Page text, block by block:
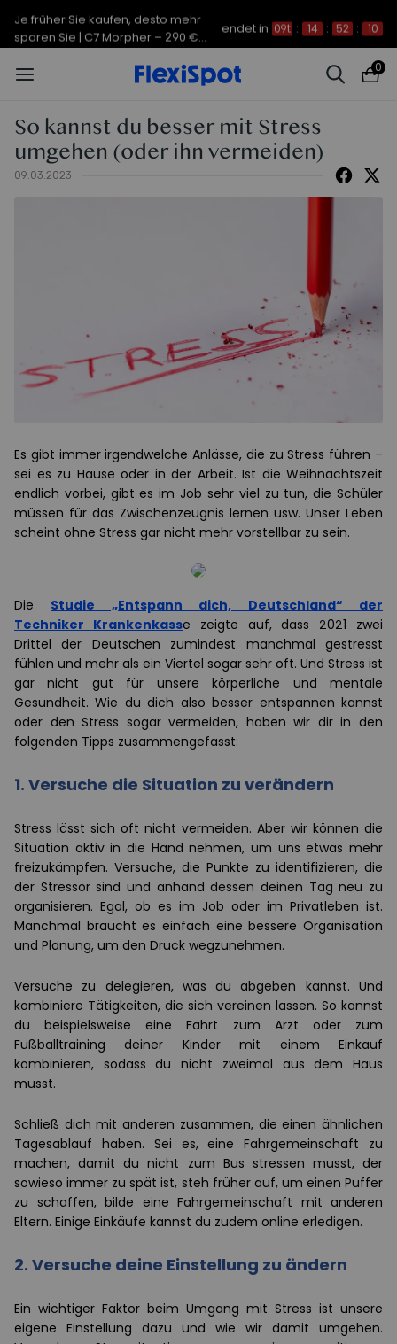
Je früher Sie kaufen, desto mehr
sparen Sie | C7 Morpher – 290 €
Rabatt
endet in 09t : 14 : 52 : 10
0
So kannst du besser mit Stress
umgehen (oder ihn vermeiden)
09.03.2023
Es gibt immer irgendwelche Anlässe, die zu Stress führen –
sei es zu Hause oder in der Arbeit. Ist die Weihnachtszeit
endlich vorbei, gibt es im Job sehr viel zu tun, die Schüler
müssen für das Zwischenzeugnis lernen usw. Unser Leben
scheint ohne Stress gar nicht mehr vorstellbar zu sein.
Die Studie „Entspann dich, Deutschland“ der
Techniker Krankenkasse zeigte auf, dass 2021 zwei
Drittel der Deutschen zumindest manchmal gestresst
fühlen und mehr als ein Viertel sogar sehr oft. Und Stress ist
gar nicht gut für unsere körperliche und mentale
Gesundheit. Wie du dich also besser entspannen kannst
oder den Stress sogar vermeiden, haben wir dir in den
folgenden Tipps zusammengefasst:
1. Versuche die Situation zu verändern
Stress lässt sich oft nicht vermeiden. Aber wir können die
Situation aktiv in die Hand nehmen, um uns etwas mehr
freizukämpfen. Versuche, die Punkte zu identifizieren, die
der Stressor sind und anhand dessen deinen Tag neu zu
organisieren. Egal, ob es im Job oder im Privatleben ist.
Manchmal braucht es einfach eine bessere Organisation
und Planung, um den Druck wegzunehmen.
Versuche zu delegieren, was du abgeben kannst. Und
kombiniere Tätigkeiten, die sich vereinen lassen. So kannst
du beispielsweise eine Fahrt zum Arzt oder zum
Fußballtraining deiner Kinder mit einem Einkauf
kombinieren, sodass du nicht zweimal aus dem Haus
musst.
Schließ dich mit anderen zusammen, die einen ähnlichen
Tagesablauf haben. Sei es, eine Fahrgemeinschaft zu
machen, damit du nicht zum Bus stressen musst, der
sowieso immer zu spät ist, steh früher auf, um einen Puffer
zu schaffen, bilde eine Fahrgemeinschaft mit anderen
Eltern. Einige Einkäufe kannst du zudem online erledigen.
2. Versuche deine Einstellung zu ändern
Ein wichtiger Faktor beim Umgang mit Stress ist unsere
eigene Einstellung dazu und wie wir damit umgehen.